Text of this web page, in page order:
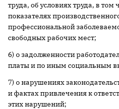
труда, об условиях труда, в том
показателях
профессиональной
свободных рабочих мест;
6) о задолженности
платы и по иным социальным
7) о нарушениях
и фактах привлечения к
этих нарушений;